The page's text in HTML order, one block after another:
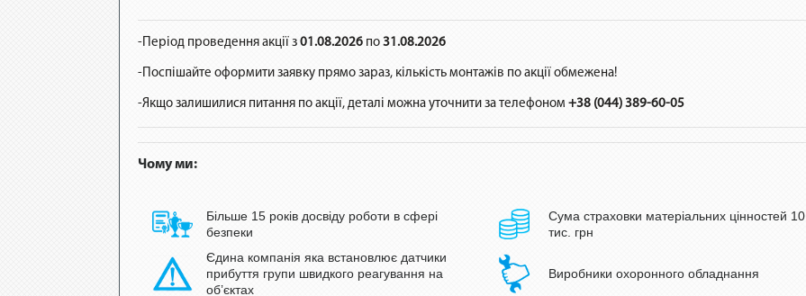
-Період проведення акції з 01.08.2026 по 31.08.2026
-Поспішайте оформити заявку прямо зараз, кількість монтажів по акції обмежена!
-Якщо залишилися питання по акції, деталі можна уточнити за телефоном +38 (044) 389-60-05
Чому ми:
Більше 15 років досвіду роботи в сфері
безпеки
Сума страховки матеріальних цінностей 10
тис. грн
Єдина компанія яка встановлює датчики
прибуття групи швидкого реагування на
об’єктах
Виробники охоронного обладнання